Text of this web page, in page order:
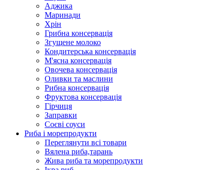
Аджика
Маринади
Хрін
Грибна консервація
Згущене молоко
Кондитерська консервація
М'ясна консервація
Овочева консервація
Оливки та маслини
Рибна консервація
Фруктова консервація
Гірчиця
Заправки
Соєві соуси
Риба і морепродукти
Переглянути всі товари
Вялена риба,тарань
Жива риба та морепродукти